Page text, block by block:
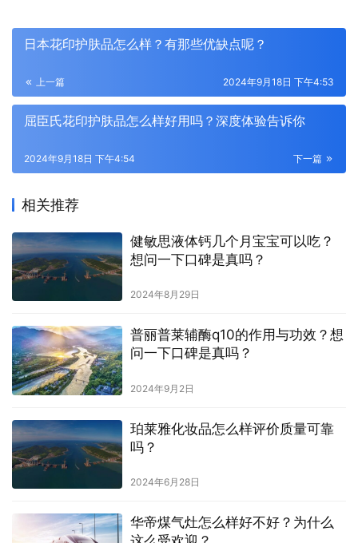
日本花印护肤品怎么样？有那些优缺点呢？
上一篇 2024年9月18日 下午4:53
屈臣氏花印护肤品怎么样好用吗？深度体验告诉你
下一篇
2024年9月18日 下午4:54
相关推荐
健敏思液体钙几个月宝宝可以吃？
想问一下口碑是真吗？
2024年8月29日
普丽普莱辅酶q10的作用与功效？想
问一下口碑是真吗？
2024年9月2日
珀莱雅化妆品怎么样评价质量可靠
吗？
2024年6月28日
华帝煤气灶怎么样好不好？为什么